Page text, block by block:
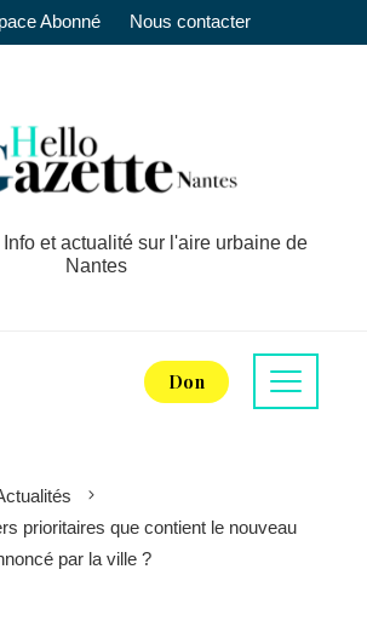
Abonné Nous contacter
et actualité sur l'aire urbaine de
Nantes
Don
prioritaires que contient le nouveau
par la ville ?